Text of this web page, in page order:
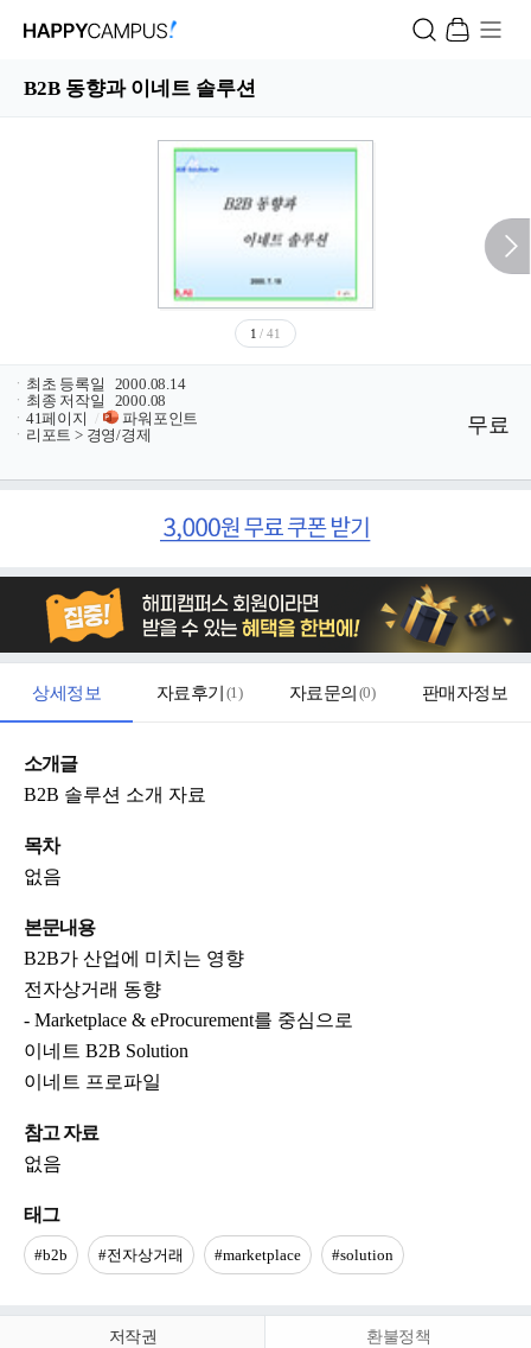
B2B 동향과 이네트 솔루션
1 / 41
ㆍ 최초 등록일
2000.08.14
ㆍ 최종 저작일
2000.08
ㆍ 41페이지 /
파워포인트
ㆍ 리포트 > 경영/경제 무료
상세정보 자료후기 (1) 자료문의 (0) 판매자정보
소개글
B2B 솔루션 소개 자료
목차
없음
본문내용
B2B가 산업에 미치는 영향
전자상거래 동향
- Marketplace & eProcurement를 중심으로
이네트 B2B Solution
이네트 프로파일
참고 자료
없음
태그
#b2b #전자상거래 #marketplace #solution
저작권 환불정책